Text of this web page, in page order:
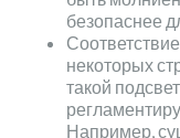
безопаснее
некоторых
такой
Например,